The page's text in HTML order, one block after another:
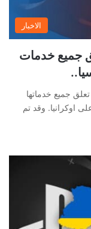
الاخبار
جميع خدمات
جميع خدماتها
اوكرانيا. وقد تم